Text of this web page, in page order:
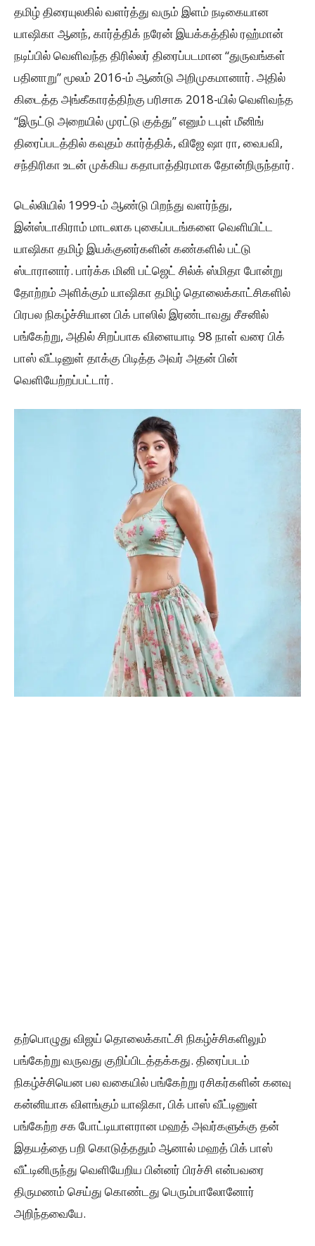
தமிழ் திரையுலகில் வளர்த்து வரும் இளம் நடிகையான
யாஷிகா ஆனந், கார்த்திக் நரேன் இயக்கத்தில் ரஹ்மான்
நடிப்பில் வெளிவந்த திரில்லர் திரைப்படமான “துருவங்கள்
பதினாறு” மூலம் 2016-ம் ஆண்டு அறிமுகமானார். அதில்
கிடைத்த அங்கீகாரத்திற்கு பரிசாக 2018-யில் வெளிவந்த
“இருட்டு அறையில் முரட்டு குத்து” எனும் டபுள் மீனிங்
திரைப்படத்தில் கவுதம் கார்த்திக், விஜே ஷா ரா, வைபவி,
சந்திரிகா உடன் முக்கிய கதாபாத்திரமாக தோன்றிருந்தார்.
டெல்லியில் 1999-ம் ஆண்டு பிறந்து வளர்ந்து,
இன்ஸ்டாகிராம் மாடலாக புகைப்படங்களை வெளியிட்ட
யாஷிகா தமிழ் இயக்குனர்களின் கண்களில் பட்டு
ஸ்டாரானார். பார்க்க மினி பட்ஜெட் சில்க் ஸ்மிதா போன்று
தோற்றம் அளிக்கும் யாஷிகா தமிழ் தொலைக்காட்சிகளில்
பிரபல நிகழ்ச்சியான பிக் பாஸில் இரண்டாவது சீசனில்
பங்கேற்று, அதில் சிறப்பாக விளையாடி 98 நாள் வரை பிக்
பாஸ் வீட்டினுள் தாக்கு பிடித்த அவர் அதன் பின்
வெளியேற்றப்பட்டார்.
தற்பொழுது விஜய் தொலைக்காட்சி நிகழ்ச்சிகளிலும்
பங்கேற்று வருவது குறிப்பிடத்தக்கது. திரைப்படம்
நிகழ்ச்சியென பல வகையில் பங்கேற்று ரசிகர்களின் கனவு
கன்னியாக விளங்கும் யாஷிகா, பிக் பாஸ் வீட்டினுள்
பங்கேற்ற சக போட்டியாளரான மஹத் அவர்களுக்கு தன்
இதயத்தை பறி கொடுத்ததும் ஆனால் மஹத் பிக் பாஸ்
வீட்டினிருந்து வெளியேறிய பின்னர் பிரச்சி என்பவரை
திருமணம் செய்து கொண்டது பெரும்பாலோனோர்
அறிந்தவையே.